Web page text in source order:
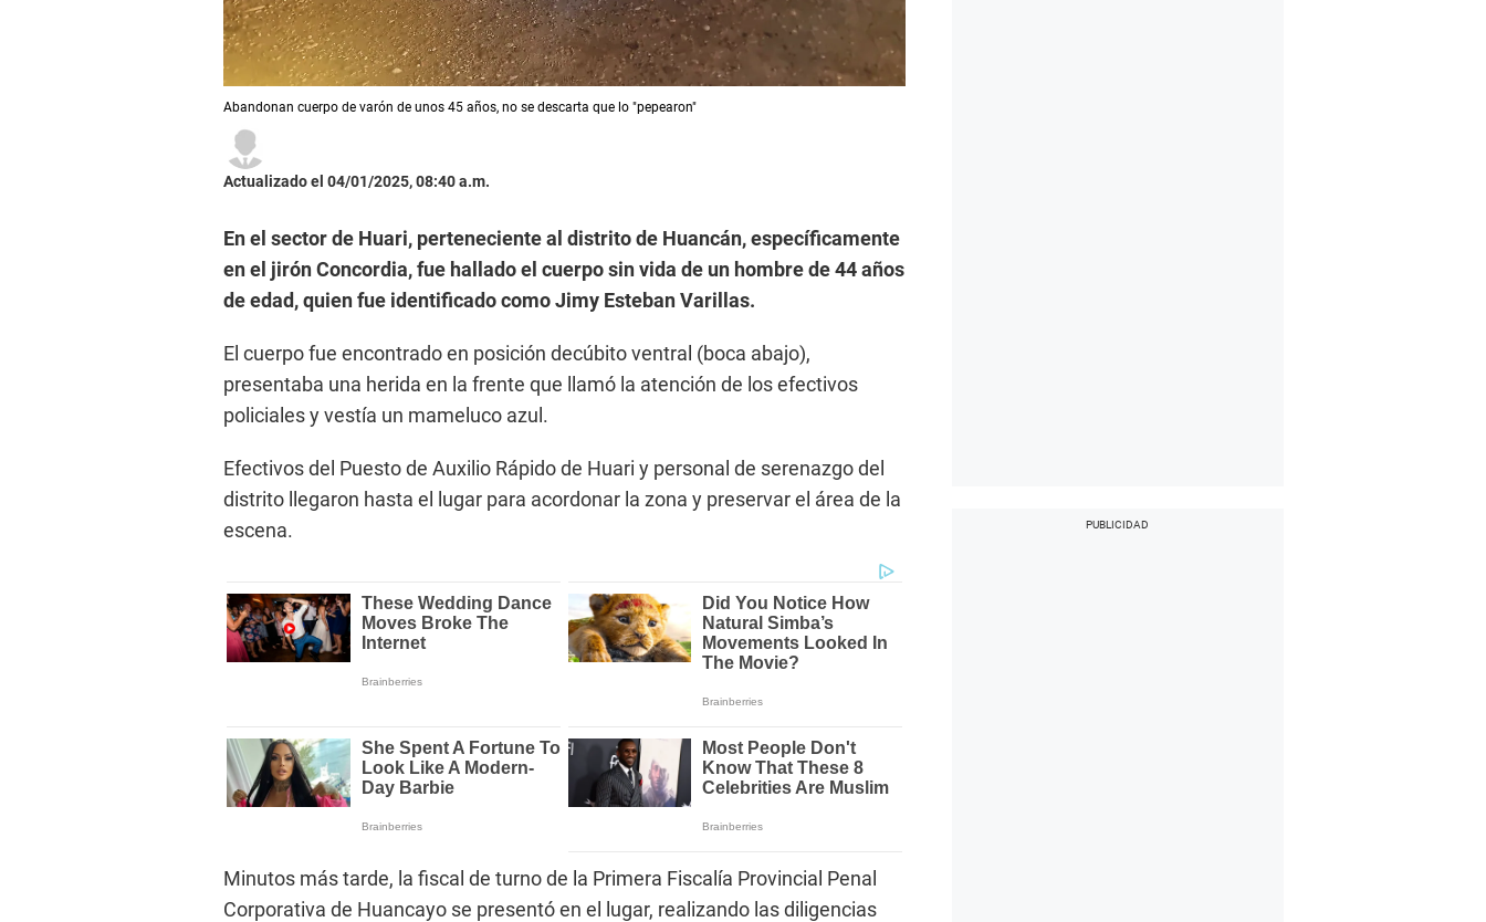
Abandonan cuerpo de varón de unos 45 años, no se descarta que lo "pepearon"
Actualizado el 04/01/2025, 08:40 a.m.
En el sector de Huari, perteneciente al distrito de Huancán, específicamente
en el jirón Concordia, fue hallado el cuerpo sin vida de un hombre de 44 años
de edad, quien fue identificado como Jimy Esteban Varillas.
El cuerpo fue encontrado en posición decúbito ventral (boca abajo),
presentaba una herida en la frente que llamó la atención de los efectivos
policiales y vestía un mameluco azul.
Efectivos del Puesto de Auxilio Rápido de Huari y personal de serenazgo del
distrito llegaron hasta el lugar para acordonar la zona y preservar el área de la
escena.
Minutos más tarde, la fiscal de turno de la Primera Fiscalía Provincial Penal
Corporativa de Huancayo se presentó en el lugar, realizando las diligencias